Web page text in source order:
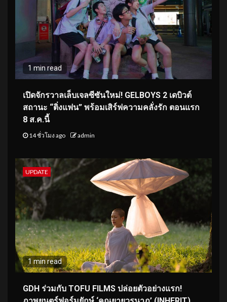
1 min read
เปิดจักรวาลเล็บเจลซีซันใหม่! GELBOYS 2 เดบิวต์
สถานะ “ติ่งแฟน” พร้อมเสิร์ฟความคลั่งรัก ตอนแรก
8 ส.ค.นี้
14 ชั่วโมง ago admin
UPDATE
1 min read
GDH ร่วมกับ TOFU FILMS ปล่อยตัวอย่างแรก!